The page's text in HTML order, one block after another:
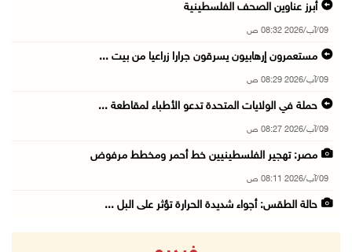
أبرز عناوين الصحف الفلسطينية
09/آب/2026 08:32 ص
مستعمرون إرهابيون يسرقون جرارا زراعيا من بيت ...
09/آب/2026 08:29 ص
حملة في الولايات المتحدة تدعو الأطباء لمقاطعة ...
09/آب/2026 08:27 ص
مصر: تهجير الفلسطينيين خط أحمر ومخطط مرفوض
09/آب/2026 08:11 ص
حالة الطقس: أجواء شديدة الحرارة تؤثر على البل ...